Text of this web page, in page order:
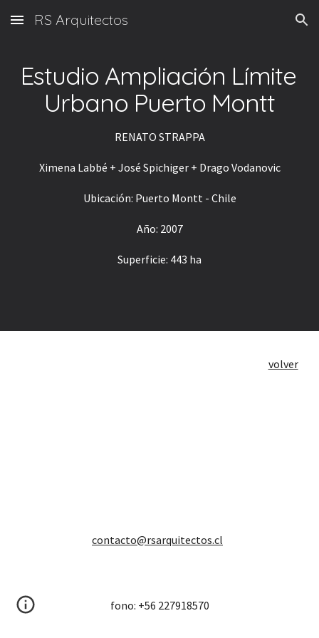
Skip to main content Skip to navigation
RS Arquitectos
Estudio Ampliación Límite
Urbano Puerto Montt
RENATO STRAPPA
Ximena Labbé + José Spichiger + Drago Vodanovic
Ubicación: Puerto Montt - Chile
Año: 2007
Superficie: 443 ha
volver
contacto@rsarquitectos.cl
fono: +56 227918570